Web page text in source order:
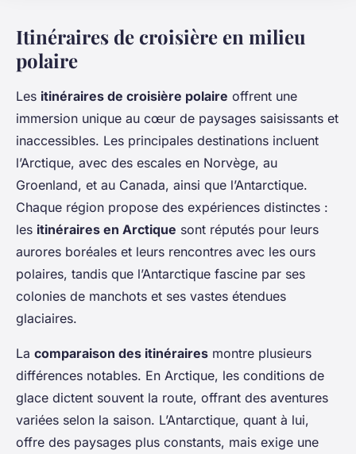
Itinéraires de croisière en milieu
polaire
Les itinéraires de croisière polaire offrent une
immersion unique au cœur de paysages saisissants et
inaccessibles. Les principales destinations incluent
l’Arctique, avec des escales en Norvège, au
Groenland, et au Canada, ainsi que l’Antarctique.
Chaque région propose des expériences distinctes :
les itinéraires en Arctique sont réputés pour leurs
aurores boréales et leurs rencontres avec les ours
polaires, tandis que l’Antarctique fascine par ses
colonies de manchots et ses vastes étendues
glaciaires.
La comparaison des itinéraires montre plusieurs
différences notables. En Arctique, les conditions de
glace dictent souvent la route, offrant des aventures
variées selon la saison. L’Antarctique, quant à lui,
offre des paysages plus constants, mais exige une